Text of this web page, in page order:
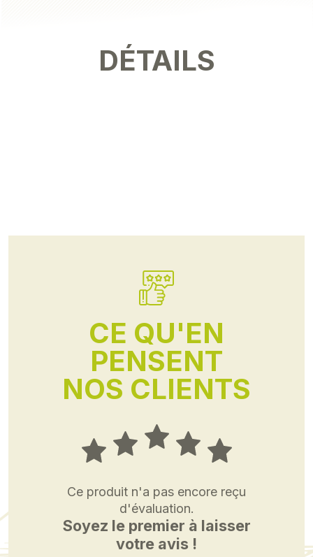
DÉTAILS
CE QU'EN
PENSENT
NOS CLIENTS
Ce produit n'a pas encore reçu
d'évaluation.
Soyez le premier à laisser
votre avis !